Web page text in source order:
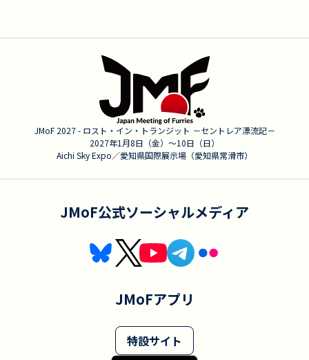
JMoF 2027 - ロスト・イン・トランジット －セントレア漂流記－
2027年1月8日（金）〜10日（日）
Aichi Sky Expo／愛知県国際展示場（愛知県常滑市）
JMoF公式ソーシャルメディア
JMoFアプリ
特設サイト